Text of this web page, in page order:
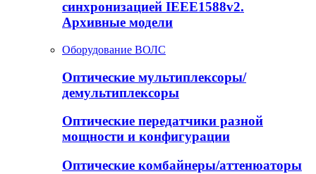
синхронизацией IEEE1588v2.
Архивные модели
Оборудование ВОЛС
Оптические мультиплексоры/
демультиплексоры
Оптические передатчики разной
мощности и конфигурации
Оптические комбайнеры/аттенюаторы